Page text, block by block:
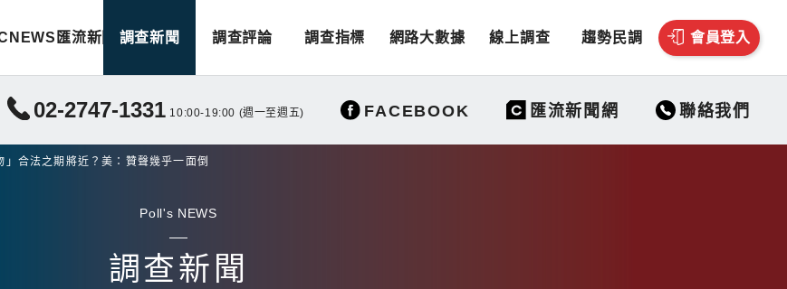
匯流新聞 調查新聞 調查評論 調查指標 網路大數據 線上調查 趨勢民調 會員登入
02-2747-1331 10:00-19:00 (週一至週五) FACEBOOK 匯流新聞網 聯絡我們
」合法之期將近？美：贊聲幾乎一面倒
Poll's NEWS
調查新聞